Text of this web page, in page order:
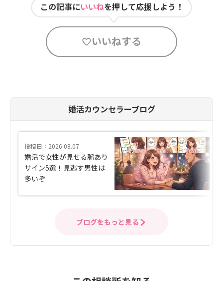
この記事にいいねを押して応援しよう！
いいねする
婚活カウンセラーブログ
投稿日：2026.08.07
婚活で女性が見せる脈あり
サイン5選！見逃す男性は
多いぞ
ブログをもっと見る